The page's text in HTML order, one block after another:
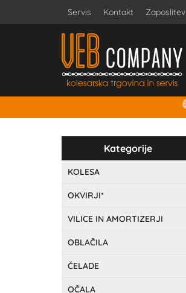
Servis Kontakt Zaposlitev
Kategorije
KOLESA
OKVIRJI*
VILICE IN AMORTIZERJI
OBLAČILA
ČELADE
OČALA